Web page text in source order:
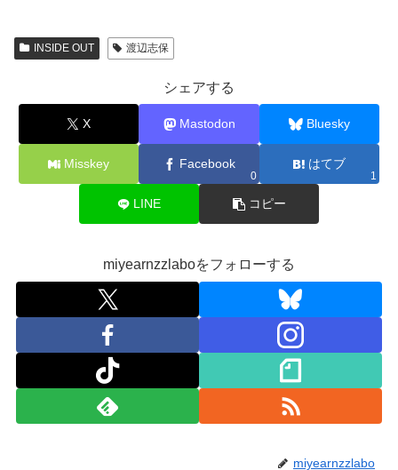
INSIDE OUT 渡辺志保
シェアする
X Mastodon Bluesky
Misskey Facebook
0
はてブ
1
LINE コピー
miyearnzzlaboをフォローする
miyearnzzlabo